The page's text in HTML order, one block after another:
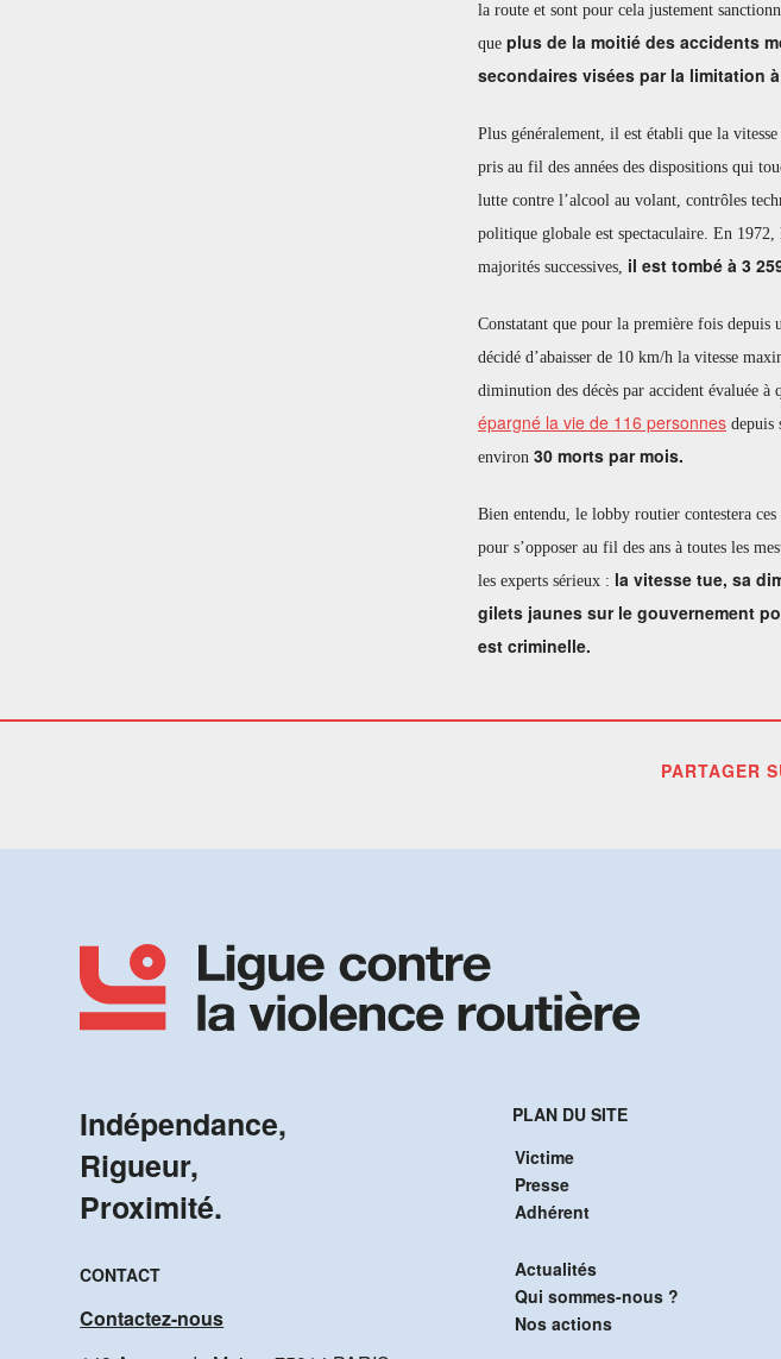
la route et sont pour cela justement
que plus de la moitié des accidents
secondaires visées par la limitation
Plus généralement, il est établi que la
pris au fil des années des dispositions qui
lutte contre l’alcool au volant, contrôles
politique globale est spectaculaire. En 1972,
majorités successives, il est tombé à 3
Constatant que pour la première fois depuis
décidé d’abaisser de 10 km/h la vitesse
diminution des décès par accident évaluée à
épargné la vie de 116 personnes depuis
environ 30 morts par mois.
Bien entendu, le lobby routier contestera
pour s’opposer au fil des ans à toutes les
les experts sérieux : la vitesse tue, sa
gilets jaunes sur le gouvernement
est criminelle.
PARTAGER
Indépendance,
Rigueur,
Proximité.
CONTACT
Contactez-nous
PLAN DU SITE
Victime
Presse
Adhérent
Actualités
Qui sommes-nous ?
Nos actions